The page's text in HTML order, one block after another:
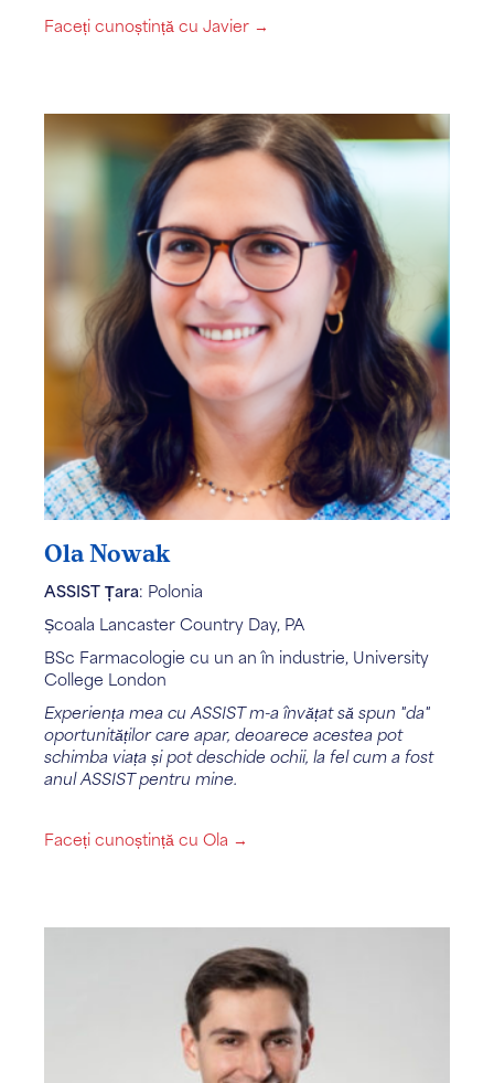
Faceți cunoștință cu Javier →
Ola Nowak
ASSIST Țara: Polonia
Școala Lancaster Country Day, PA
BSc Farmacologie cu un an în industrie, University
College London
Experiența mea cu ASSIST m-a învățat să spun "da"
oportunităților care apar, deoarece acestea pot
schimba viața și pot deschide ochii, la fel cum a fost
anul ASSIST pentru mine.
Faceți cunoștință cu Ola →